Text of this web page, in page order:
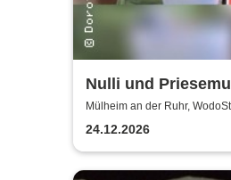
Nulli und
Baum für den
Weihnachtsmann
Mülheim an der Ruhr,
Ringlokschuppen Ruhr
24.12.2026